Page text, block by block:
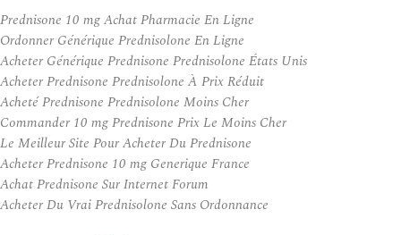
Prednisone 10 mg Achat Pharmacie En Ligne
Ordonner Générique Prednisolone En Ligne
Acheter Générique Prednisone Prednisolone États Unis
Acheter Prednisone Prednisolone À Prix Réduit
Acheté Prednisone Prednisolone Moins Cher
Commander 10 mg Prednisone Prix Le Moins Cher
Le Meilleur Site Pour Acheter Du Prednisone
Acheter Prednisone 10 mg Generique France
Achat Prednisone Sur Internet Forum
Acheter Du Vrai Prednisolone Sans Ordonnance